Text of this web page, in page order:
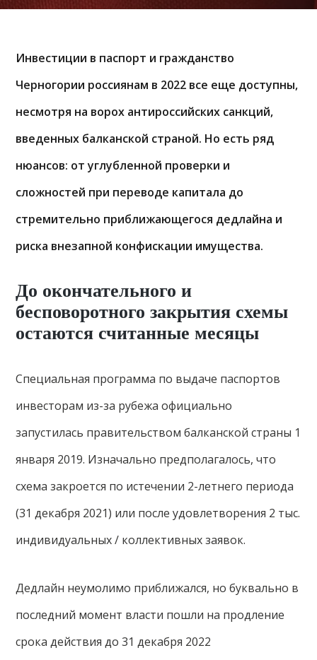
Инвестиции в паспорт и гражданство
Черногории россиянам в 2022 все еще доступны,
несмотря на ворох антироссийских санкций,
введенных балканской страной. Но есть ряд
нюансов: от углубленной проверки и
сложностей при переводе капитала до
стремительно приближающегося дедлайна и
риска внезапной конфискации имущества.
До окончательного и
бесповоротного закрытия схемы
остаются считанные месяцы
Специальная программа по выдаче паспортов
инвесторам из-за рубежа официально
запустилась правительством балканской страны 1
января 2019. Изначально предполагалось, что
схема закроется по истечении 2-летнего периода
(31 декабря 2021) или после удовлетворения 2 тыс.
индивидуальных / коллективных заявок.
Дедлайн неумолимо приближался, но буквально в
последний момент власти пошли на продление
срока действия до 31 декабря 2022